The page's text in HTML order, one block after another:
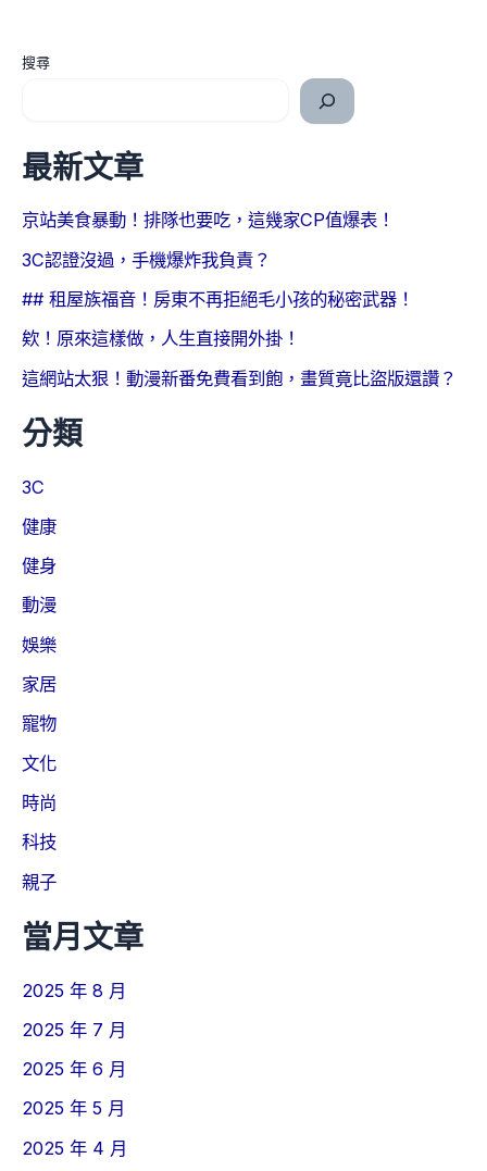
搜尋
最新文章
京站美食暴動！排隊也要吃，這幾家CP值爆表！
3C認證沒過，手機爆炸我負責？
## 租屋族福音！房東不再拒絕毛小孩的秘密武器！
欸！原來這樣做，人生直接開外掛！
這網站太狠！動漫新番免費看到飽，畫質竟比盜版還讚？
分類
3C
健康
健身
動漫
娛樂
家居
寵物
文化
時尚
科技
親子
當月文章
2025 年 8 月
2025 年 7 月
2025 年 6 月
2025 年 5 月
2025 年 4 月